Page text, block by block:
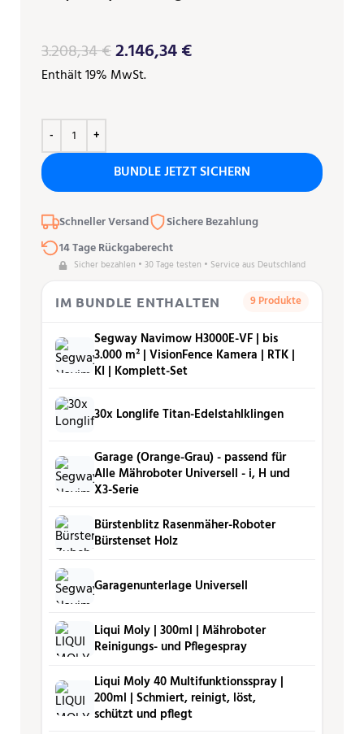
3.208,34€2.146,34€
Enthält 19% MwSt.
BUNDLE JETZT SICHERN
Schneller Versand
Sichere Bezahlung
14 Tage Rückgaberecht
Sicher bezahlen • 30 Tage testen • Service aus Deutschland
IM BUNDLE ENTHALTEN 9 Produkte
Segway Navimow H3000E-VF | bis
3.000 m² | VisionFence Kamera | RTK |
KI | Komplett-Set
30x Longlife Titan-Edelstahlklingen
Garage (Orange-Grau) - passend für
Alle Mähroboter Universell - i, H und
X3-Serie
Bürstenblitz Rasenmäher-Roboter
Bürstenset Holz
Garagenunterlage Universell
Liqui Moly | 300ml | Mähro­boter
Reini­gungs- und Pfle­ge­spray
Liqui Moly 40 Multifunktionsspray |
200ml | Schmiert, reinigt, löst,
schützt und pflegt